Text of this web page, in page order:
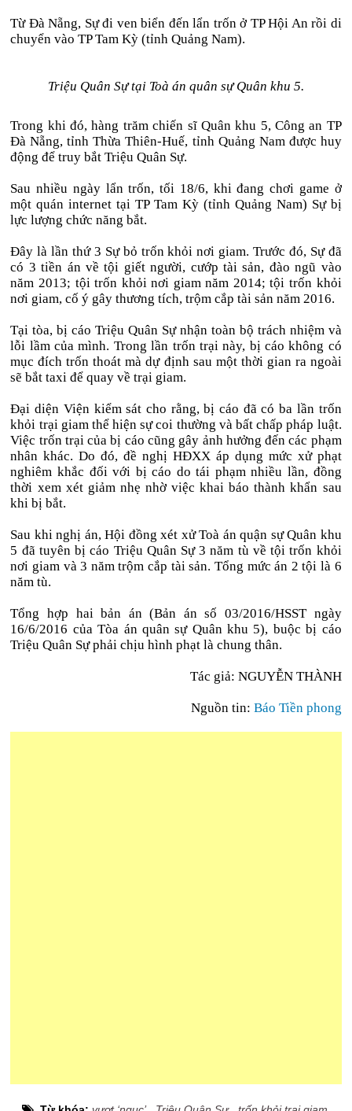
Từ Đà Nẵng, Sự đi ven biển đến lẩn trốn ở TP Hội An rồi di
chuyển vào TP Tam Kỳ (tỉnh Quảng Nam).
Triệu Quân Sự tại Toà án quân sự Quân khu 5.
Trong khi đó, hàng trăm chiến sĩ Quân khu 5, Công an TP
Đà Nẵng, tỉnh Thừa Thiên-Huế, tỉnh Quảng Nam được huy
động để truy bắt Triệu Quân Sự.
Sau nhiều ngày lẩn trốn, tối 18/6, khi đang chơi game ở
một quán internet tại TP Tam Kỳ (tỉnh Quảng Nam) Sự bị
lực lượng chức năng bắt.
Đây là lần thứ 3 Sự bỏ trốn khỏi nơi giam. Trước đó, Sự đã
có 3 tiền án về tội giết người, cướp tài sản, đào ngũ vào
năm 2013; tội trốn khỏi nơi giam năm 2014; tội trốn khỏi
nơi giam, cố ý gây thương tích, trộm cắp tài sản năm 2016.
Tại tòa, bị cáo Triệu Quân Sự nhận toàn bộ trách nhiệm và
lỗi lầm của mình. Trong lần trốn trại này, bị cáo không có
mục đích trốn thoát mà dự định sau một thời gian ra ngoài
sẽ bắt taxi để quay về trại giam.
Đại diện Viện kiểm sát cho rằng, bị cáo đã có ba lần trốn
khỏi trại giam thể hiện sự coi thường và bất chấp pháp luật.
Việc trốn trại của bị cáo cũng gây ảnh hưởng đến các phạm
nhân khác. Do đó, đề nghị HĐXX áp dụng mức xử phạt
nghiêm khắc đối với bị cáo do tái phạm nhiều lần, đồng
thời xem xét giảm nhẹ nhờ việc khai báo thành khẩn sau
khi bị bắt.
Sau khi nghị án, Hội đồng xét xử Toà án quận sự Quân khu
5 đã tuyên bị cáo Triệu Quân Sự 3 năm tù về tội trốn khỏi
nơi giam và 3 năm trộm cắp tài sản. Tổng mức án 2 tội là 6
năm tù.
Tổng hợp hai bản án (Bản án số 03/2016/HSST ngày
16/6/2016 của Tòa án quân sự Quân khu 5), buộc bị cáo
Triệu Quân Sự phải chịu hình phạt là chung thân.
Tác giả: NGUYỄN THÀNH
Nguồn tin: Báo Tiền phong